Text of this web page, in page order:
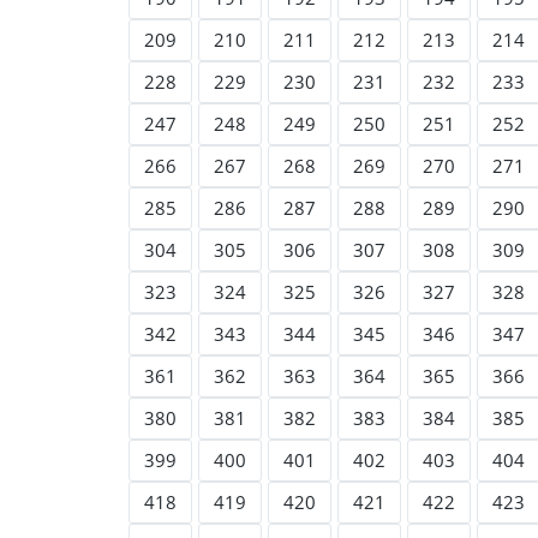
209
210 211 212 213
214
228
229 230 231 232
233
247
248 249 250 251
252
266
267 268 269 270
271
285
286 287 288 289
290
304
305 306 307 308
309
323
324 325 326 327
328
342
343 344 345 346
347
361
362 363 364 365
366
380
381 382 383 384
385
399
400 401 402 403
404
418
419 420 421 422
423